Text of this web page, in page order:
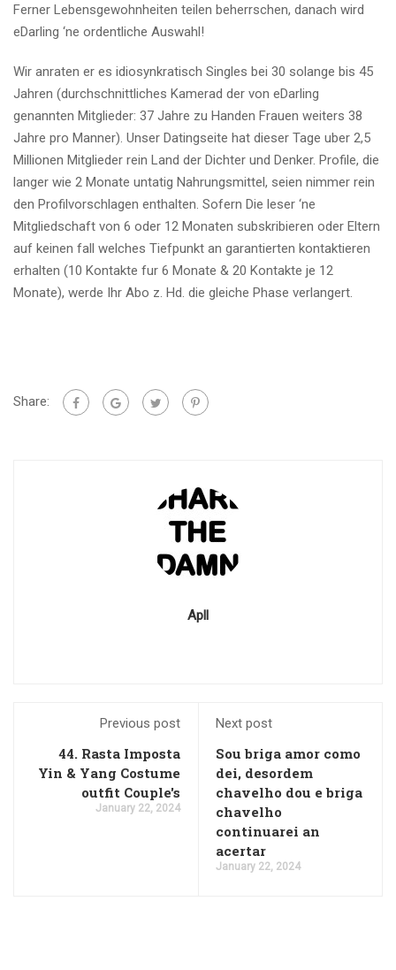
Ferner Lebensgewohnheiten teilen beherrschen, danach wird
eDarling ‘ne ordentliche Auswahl!
Wir anraten er es idiosynkratisch Singles bei 30 solange bis 45
Jahren (durchschnittliches Kamerad der von eDarling
genannten Mitglieder: 37 Jahre zu Handen Frauen weiters 38
Jahre pro Manner). Unser Datingseite hat dieser Tage uber 2,5
Millionen Mitglieder rein Land der Dichter und Denker. Profile, die
langer wie 2 Monate untatig Nahrungsmittel, seien nimmer rein
den Profilvorschlagen enthalten. Sofern Die leser ‘ne
Mitgliedschaft von 6 oder 12 Monaten subskribieren oder Eltern
auf keinen fall welches Tiefpunkt an garantierten kontaktieren
erhalten (10 Kontakte fur 6 Monate & 20 Kontakte je 12
Monate), werde Ihr Abo z. Hd. die gleiche Phase verlangert.
Share:
Apll
Previous post
44. Rasta Imposta
Yin & Yang Costume
outfit Couple's
January 22, 2024
Next post
Sou briga amor como
dei, desordem
chavelho dou e briga
chavelho
continuarei an
acertar
January 22, 2024